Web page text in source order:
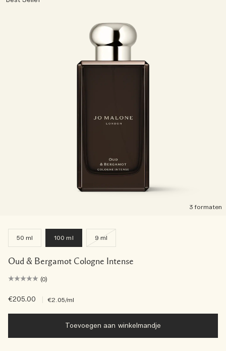
3 formaten
50 ml 100 ml 9 ml
Oud & Bergamot Cologne Intense
(0)
€205.00 €2.05/ml
Toevoegen aan winkelmandje